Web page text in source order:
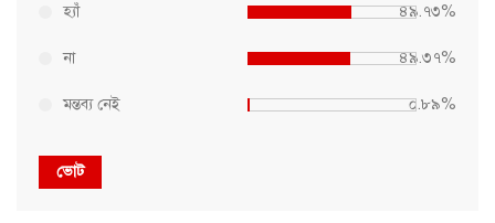
হ্যাঁ ৪৯.৭৩%
না ৪৯.৩৭%
মন্তব্য নেই ০.৮৯%
ভোট